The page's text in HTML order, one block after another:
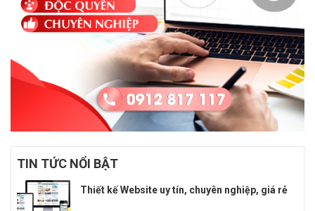
TIN TỨC NỔI BẬT
Thiết kế Website uy tín, chuyên nghiệp, giá rẻ